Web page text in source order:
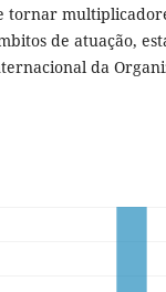
tornar
de atuação,
da